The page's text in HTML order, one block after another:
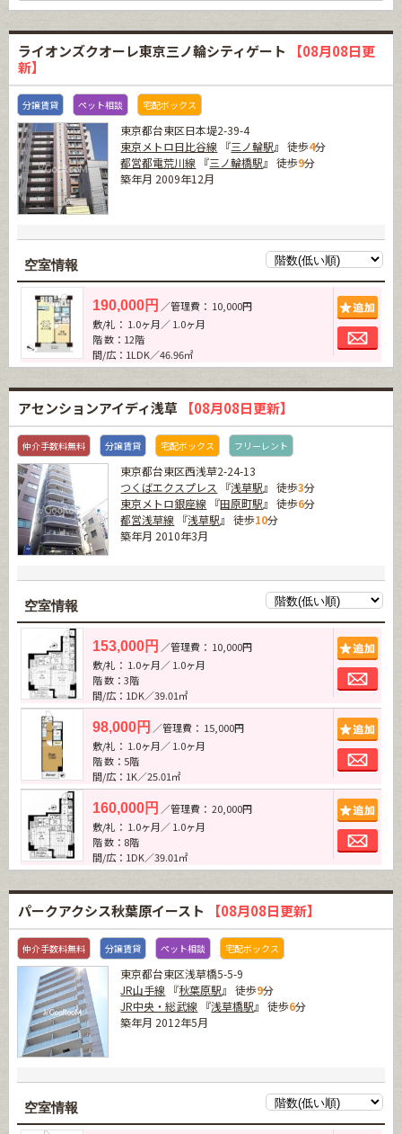
ライオンズクオーレ東京三ノ輪シティゲート
【08月08日更
新】
分譲賃貸 ペット相談 宅配ボックス
東京都台東区日本堤2-39-4
東京メトロ日比谷線 『三ノ輪駅』 徒歩4分
都営都電荒川線 『三ノ輪橋駅』 徒歩9分
築年月 2009年12月
空室情報
190,000円 ／管理費： 10,000円
敷/礼： 1.0ヶ月／ 1.0ヶ月
階 数：12階
間/広：1LDK／46.96㎡
アセンションアイディ浅草 【08月08日更新】
仲介手数料無料 分譲賃貸 宅配ボックス フリーレント
東京都台東区西浅草2-24-13
つくばエクスプレス
『浅草駅』 徒歩3分
東京メトロ銀座線 『田原町駅』 徒歩6分
都営浅草線 『浅草駅』 徒歩10分
築年月 2010年3月
空室情報
153,000円 ／管理費： 10,000円
敷/礼： 1.0ヶ月／ 1.0ヶ月
階 数：3階
間/広：1DK／39.01㎡
98,000円 ／管理費： 15,000円
敷/礼： 1.0ヶ月／ 1.0ヶ月
階 数：5階
間/広：1K／25.01㎡
160,000円 ／管理費： 20,000円
敷/礼： 1.0ヶ月／ 1.0ヶ月
階 数：8階
間/広：1DK／39.01㎡
パークアクシス秋葉原イースト 【08月08日更新】
仲介手数料無料 分譲賃貸 ペット相談 宅配ボックス
東京都台東区浅草橋5-5-9
JR山手線 『秋葉原駅』 徒歩9分
JR中央・総武線 『浅草橋駅』 徒歩6分
築年月 2012年5月
空室情報